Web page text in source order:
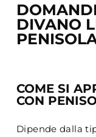
DIVANO
COME SI
CON
Dipende dalla